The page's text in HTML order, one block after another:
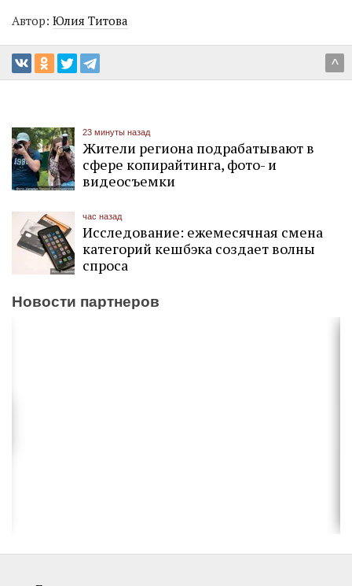
Автор: Юлия Титова
^
23 минуты назад
Жители региона подрабатывают в
сфере копирайтинга, фото- и
видеосъемки
час назад
Исследование: ежемесячная смена
категорий кешбэка создает волны
спроса
Новости партнеров